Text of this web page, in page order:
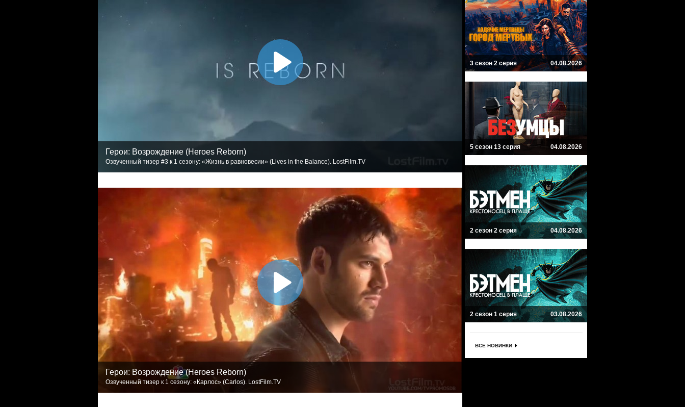
Герои: Возрождение (Heroes Reborn)
Озвученный тизер #3 к 1 сезону: «Жизнь в равновесии» (Lives in the Balance). LostFilm.TV
Герои: Возрождение (Heroes Reborn)
Озвученный тизер к 1 сезону: «Карлос» (Carlos). LostFilm.TV
3 сезон 2 серия 04.08.2026
5 сезон 13 серия 04.08.2026
2 сезон 2 серия 04.08.2026
2 сезон 1 серия 03.08.2026
ВСЕ НОВИНКИ